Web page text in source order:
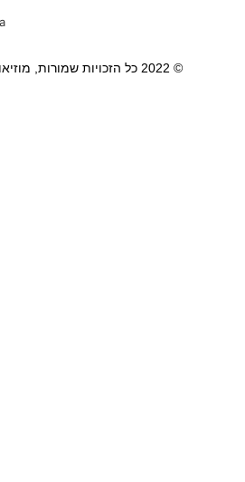
© 2022 כל הזכויות שמורות, מוזיאון חצר הישוב הישן.